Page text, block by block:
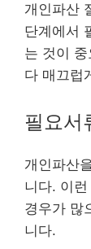
개인파산
단계에서
는 것이
다 매끄럽
필요서
개인파산
니다. 이
경우가 많
니다.